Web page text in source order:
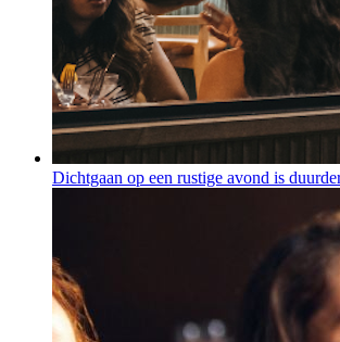
Dichtgaan op een rustige avond is